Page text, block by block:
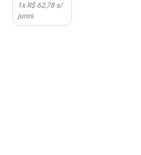
1x R$ 62,78s/
juros